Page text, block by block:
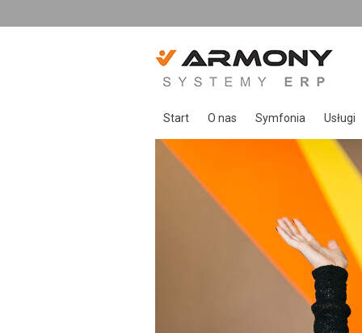
Start O nas
Referencje
Symfonia
Symfonia Start
Rozwiązania
Usługi
Usługi